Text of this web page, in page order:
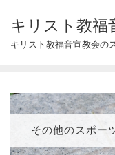
content
キリスト教福
キリスト教福音宣教会の
その他のスポー